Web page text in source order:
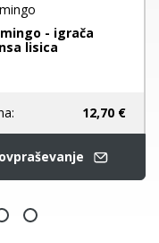
- igrača
lisica
12,70 €